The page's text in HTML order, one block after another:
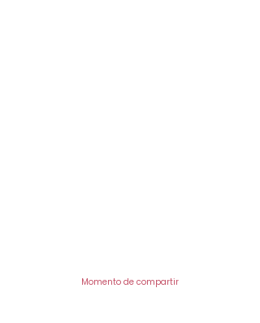
Momento de compartir